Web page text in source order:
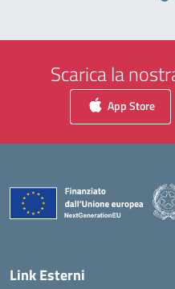
Scarica la
App Store
Link Esterni